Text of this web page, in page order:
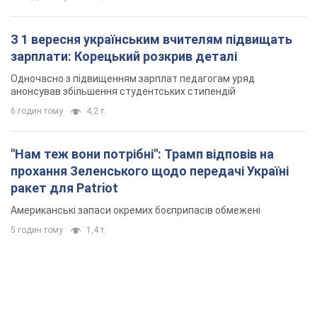
З 1 вересня українським вчителям підвищать
зарплати: Корецький розкрив деталі
Одночасно з підвищенням зарплат педагогам уряд
анонсував збільшення студентських стипендій
6 годин тому 4,2 т.
"Нам теж вони потрібні": Трамп відповів на
прохання Зеленського щодо передачі Україні
ракет для Patriot
Американські запаси окремих боєприпасів обмежені
5 годин тому 1,4 т.